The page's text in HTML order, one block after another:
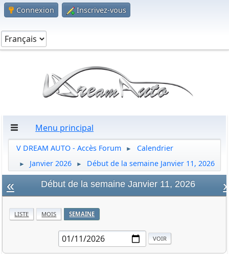
Connexion Inscrivez-vous
Menu principal
V DREAM AUTO - Accès Forum ► Calendrier
► Janvier 2026 ► Début de la semaine Janvier 11, 2026
« »
Début de la semaine Janvier 11, 2026
LISTE MOIS SEMAINE